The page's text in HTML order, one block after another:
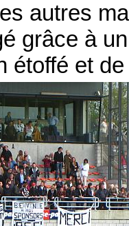
autres
grâce à
étoffé et